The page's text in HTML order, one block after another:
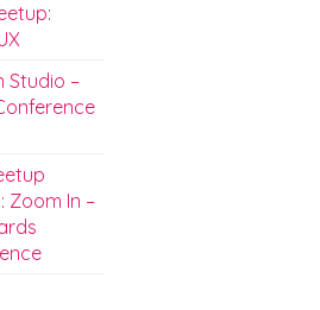
Studio –
Zoom In –